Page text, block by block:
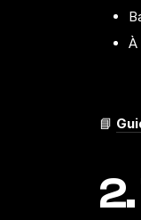
À
📘